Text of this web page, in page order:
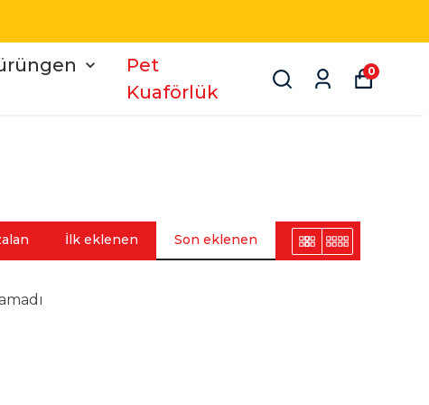
Pet
Kuaförlük
0
İlk eklenen Son eklenen